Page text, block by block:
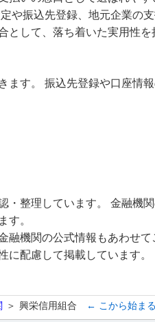
や振込先登録、地元企業の
して、落ち着いた実用性を
ます。 振込先登録や口座情
・整理しています。 金融機
す。
機関の公式情報もあわせて
配慮して掲載しています。
興栄信用組合 ← こから始ま